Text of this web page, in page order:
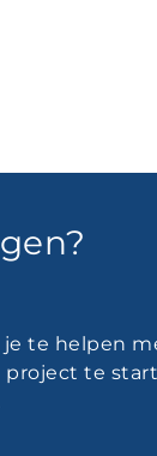
je te helpen
project te